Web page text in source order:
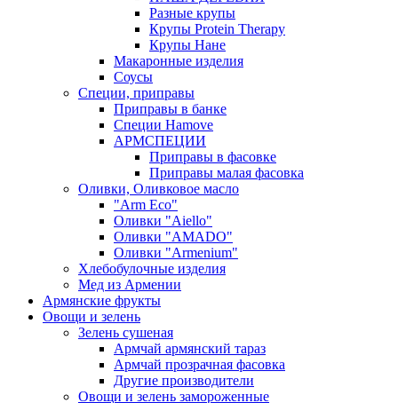
Разные крупы
Крупы Protein Therapy
Крупы Нане
Макаронные изделия
Соусы
Специи, приправы
Приправы в банке
Специи Hamove
АРМСПЕЦИИ
Приправы в фасовке
Приправы малая фасовка
Оливки, Оливковое масло
"Arm Eco"
Оливки "Aiello"
Оливки "AMADO"
Оливки "Armenium"
Хлебобулочные изделия
Мед из Армении
Армянские фрукты
Овощи и зелень
Зелень сушеная
Армчай армянский тараз
Армчай прозрачная фасовка
Другие производители
Овощи и зелень замороженные